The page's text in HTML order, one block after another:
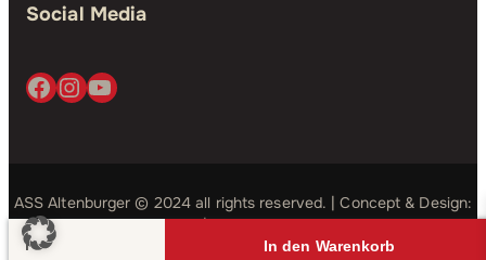
Quartett
In den Warenkorb
Social Media
Facebook
Instagram
YouTube
ASS Altenburger © 2024 all rights reserved. | Concept & Design:
Simple Studio| Development:Good Bits